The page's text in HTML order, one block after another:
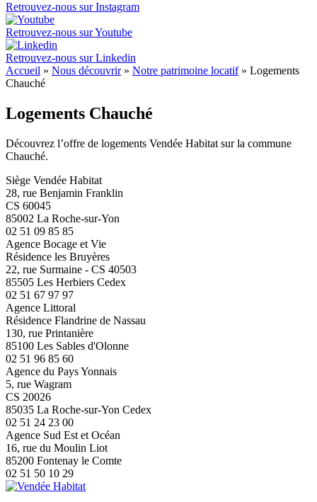
Retrouvez-nous surInstagram
Retrouvez-nous surYoutube
Retrouvez-nous surLinkedin
Accueil » Nous découvrir» Notre patrimoine locatif» Logements
Chauché
Logements Chauché
Découvrez l’offre de logements Vendée Habitat sur la commune
Chauché.
Siège Vendée Habitat
28, rue Benjamin Franklin
CS 60045
85002 La Roche-sur-Yon
02 51 09 85 85
Agence Bocage et Vie
Résidence les Bruyères
22, rue Surmaine - CS 40503
85505 Les Herbiers Cedex
02 51 67 97 97
Agence Littoral
Résidence Flandrine de Nassau
130, rue Printanière
85100 Les Sables d'Olonne
02 51 96 85 60
Agence du Pays Yonnais
5, rue Wagram
CS 20026
85035 La Roche-sur-Yon Cedex
02 51 24 23 00
Agence Sud Est et Océan
16, rue du Moulin Liot
85200 Fontenay le Comte
02 51 50 10 29